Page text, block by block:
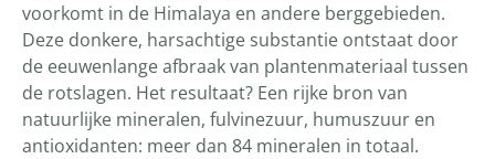
voorkomt in de Himalaya en andere berggebieden.
Deze donkere, harsachtige substantie ontstaat door
de eeuwenlange afbraak van plantenmateriaal tussen
de rotslagen. Het resultaat? Een rijke bron van
natuurlijke mineralen, fulvinezuur, humuszuur en
antioxidanten: meer dan 84 mineralen in totaal.